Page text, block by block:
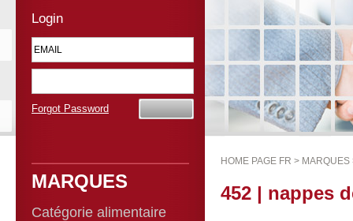
Login
Forgot Password
MARQUES
Catégorie alimentaire
HOME PAGE FR > MARQUES
452 | nappes